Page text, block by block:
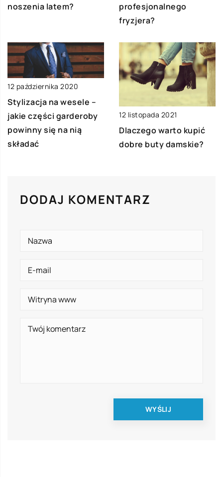
noszenia latem?
profesjonalnego
fryzjera?
12 października 2020
Stylizacja na wesele –
jakie części garderoby
powinny się na nią
składać
12 listopada 2021
Dlaczego warto kupić
dobre buty damskie?
DODAJ KOMENTARZ